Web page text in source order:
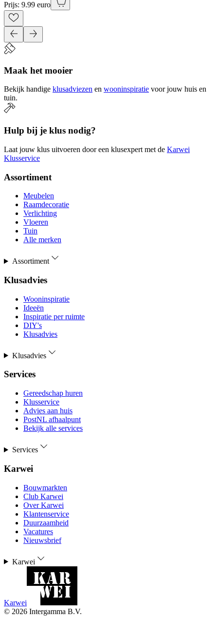
Prijs: 9.99 euro
Maak het mooier
Bekijk handige klusadviezen en wooninspiratie voor jouw huis en
tuin.
Hulp bij je klus nodig?
Laat jouw klus uitvoeren door een klusexpert met de Karwei
Klusservice
Assortiment
Meubelen
Raamdecoratie
Verlichting
Vloeren
Tuin
Alle merken
Assortiment
Klusadvies
Wooninspiratie
Ideeën
Inspiratie per ruimte
DIY's
Klusadvies
Klusadvies
Services
Gereedschap huren
Klusservice
Advies aan huis
PostNL afhaalpunt
Bekijk alle services
Services
Karwei
Bouwmarkten
Club Karwei
Over Karwei
Klantenservice
Duurzaamheid
Vacatures
Nieuwsbrief
Karwei
Karwei
© 2026 Intergamma B.V.